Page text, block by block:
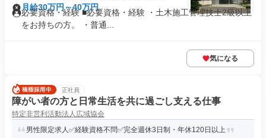
月給30万円～40万円
必要資格・経験 ■必要資格・経験 ・土木施工管理技士2級以上
をお持ちの方。 ・普通...
気になる
正社員
障がい者の方と日常生活を共に過ごし支える仕事
特定非営利活動法人広域協会
男性限定求人✅経験資格不問✅完全週休3日制・年休120日以上